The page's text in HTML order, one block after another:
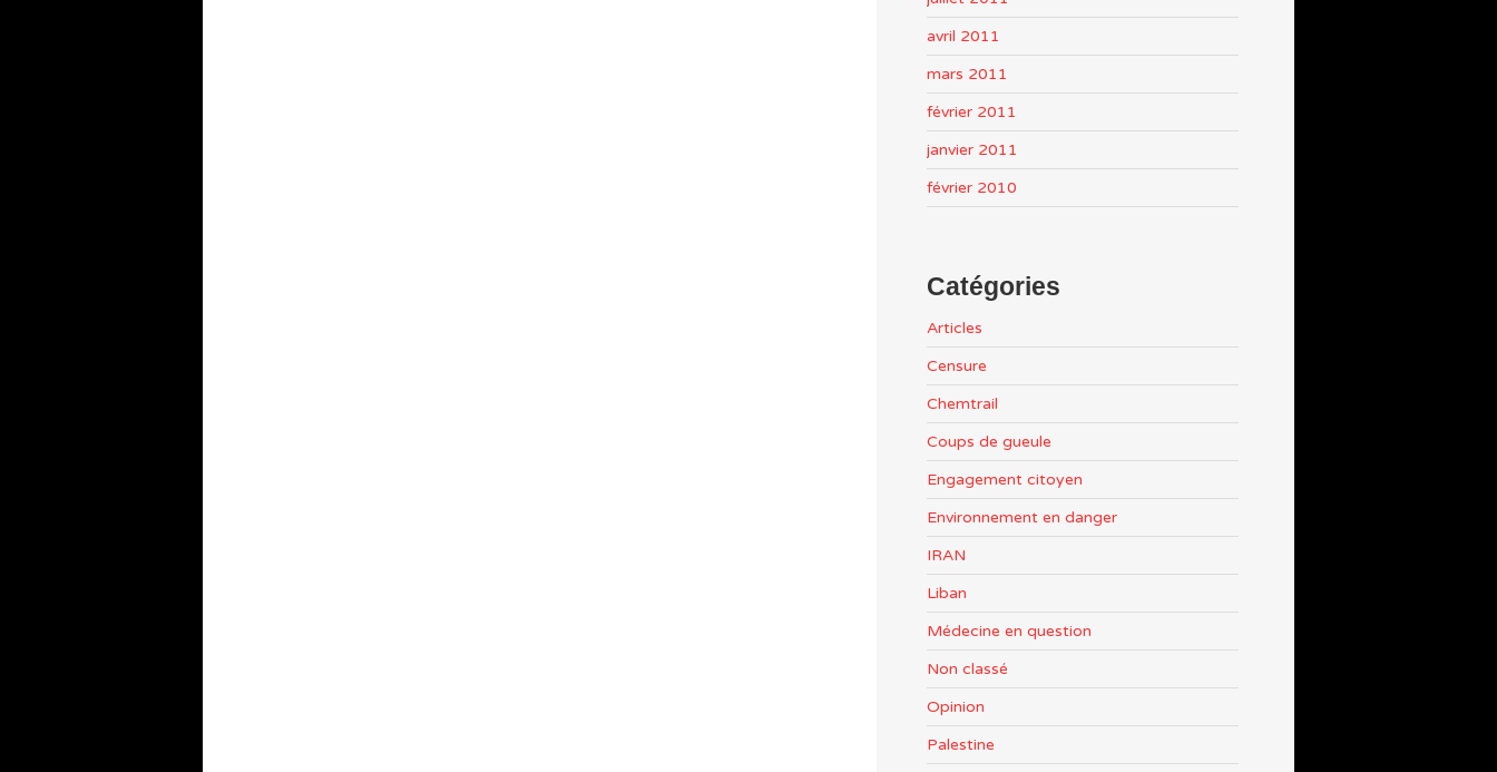
avril 2011
mars 2011
février 2011
janvier 2011
février 2010
Catégories
Articles
Censure
Chemtrail
Coups de gueule
Engagement citoyen
Environnement en danger
IRAN
Liban
Médecine en question
Non classé
Opinion
Palestine